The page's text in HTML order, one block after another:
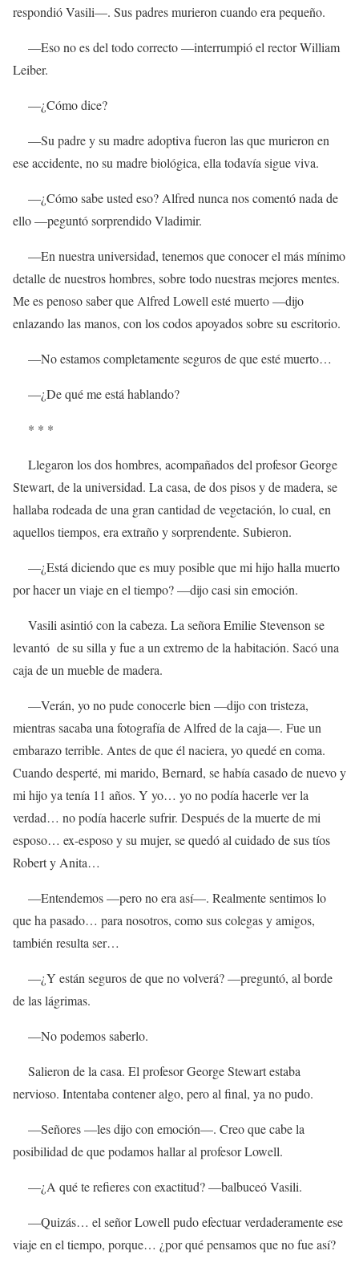
respondió Vasili—. Sus padres murieron cuando era pequeño.
—Eso no es del todo correcto —interrumpió el rector William
Leiber.
—¿Cómo dice?
—Su padre y su madre adoptiva fueron las que murieron en
ese accidente, no su madre biológica, ella todavía sigue viva.
—¿Cómo sabe usted eso? Alfred nunca nos comentó nada de
ello —peguntó sorprendido Vladimir.
—En nuestra universidad, tenemos que conocer el más mínimo
detalle de nuestros hombres, sobre todo nuestras mejores mentes.
Me es penoso saber que Alfred Lowell esté muerto —dijo
enlazando las manos, con los codos apoyados sobre su escritorio.
—No estamos completamente seguros de que esté muerto…
—¿De qué me está hablando?
* * *
Llegaron los dos hombres, acompañados del profesor George
Stewart, de la universidad. La casa, de dos pisos y de madera, se
hallaba rodeada de una gran cantidad de vegetación, lo cual, en
aquellos tiempos, era extraño y sorprendente. Subieron.
—¿Está diciendo que es muy posible que mi hijo halla muerto
por hacer un viaje en el tiempo? —dijo casi sin emoción.
Vasili asintió con la cabeza. La señora Emilie Stevenson se
levantó de su silla y fue a un extremo de la habitación. Sacó una
caja de un mueble de madera.
—Verán, yo no pude conocerle bien —dijo con tristeza,
mientras sacaba una fotografía de Alfred de la caja—. Fue un
embarazo terrible. Antes de que él naciera, yo quedé en coma.
Cuando desperté, mi marido, Bernard, se había casado de nuevo y
mi hijo ya tenía 11 años. Y yo… yo no podía hacerle ver la
verdad… no podía hacerle sufrir. Después de la muerte de mi
esposo… ex-esposo y su mujer, se quedó al cuidado de sus tíos
Robert y Anita…
—Entendemos —pero no era así—. Realmente sentimos lo
que ha pasado… para nosotros, como sus colegas y amigos,
también resulta ser…
—¿Y están seguros de que no volverá? —preguntó, al borde
de las lágrimas.
—No podemos saberlo.
Salieron de la casa. El profesor George Stewart estaba
nervioso. Intentaba contener algo, pero al final, ya no pudo.
—Señores —les dijo con emoción—. Creo que cabe la
posibilidad de que podamos hallar al profesor Lowell.
—¿A qué te refieres con exactitud? —balbuceó Vasili.
—Quizás… el señor Lowell pudo efectuar verdaderamente ese
viaje en el tiempo, porque… ¿por qué pensamos que no fue así?